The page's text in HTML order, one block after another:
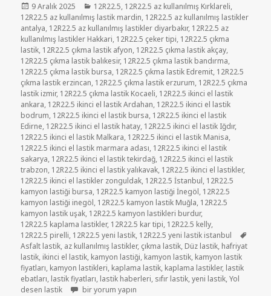
Yayın
tarihi
9 Aralık 2025 Kategoriler
12R22.5, 12R22.5 az kullanılmış Kırklareli,
12R22.5 az kullanılmış lastik mardin, 12R22.5 az kullanılmış lastikler
antalya, 12R22.5 az kullanılmış lastikler diyarbakır, 12R22.5 az
kullanılmış lastikler Hakkari, 12R22.5 çeker tipi, 12R22.5 çıkma
lastik, 12R22.5 çıkma lastik afyon, 12R22.5 çıkma lastik akçay,
12R22.5 çıkma lastik balıkesir, 12R22.5 çıkma lastik bandırma,
12R22.5 çıkma lastik bursa, 12R22.5 çıkma lastik Edremit, 12R22.5
çıkma lastik erzincan, 12R22.5 çıkma lastik erzurum, 12R22.5 çıkma
lastik izmir, 12R22.5 çıkma lastik Kocaeli, 12R22.5 ikinci el lastik
ankara, 12R22.5 ikinci el lastik Ardahan, 12R22.5 ikinci el lastik
bodrum, 12R22.5 ikinci el lastik bursa, 12R22.5 ikinci el lastik
Edirne, 12R22.5 ikinci el lastik hatay, 12R22.5 ikinci el lastik Iğdır,
12R22.5 ikinci el lastik Malkara, 12R22.5 ikinci el lastik Manisa,
12R22.5 ikinci el lastik marmara adası, 12R22.5 ikinci el lastik
sakarya, 12R22.5 ikinci el lastik tekirdağ, 12R22.5 ikinci el lastik
trabzon, 12R22.5 ikinci el lastik yalıkavak, 12R22.5 ikinci el lastikler,
12R22.5 ikinci el lastikler zonguldak, 12R22.5 İstanbul, 12R22.5
kamyon lastiği bursa, 12R22.5 kamyon lastiği İnegöl, 12R22.5
kamyon lastiği inegöl, 12R22.5 kamyon lastik Muğla, 12R22.5
kamyon lastik uşak, 12R22.5 kamyon lastikleri burdur,
12R22.5 kaplama lastikler, 12R22.5 kar tipi, 12R22.5 kelly,
12R22.5 pirelli, 12R22.5 yeni lastik, 12R22.5 yeni lastik istanbul
Asfalt lastik, az kullanılmış lastikler, çıkma lastik, Düz lastik, hafriyat
lastik, ikinci el lastik, kamyon lastiği, kamyon lastik, kamyon lastik
fiyatları, kamyon lastikleri, kaplama lastik, kaplama lastikler, lastik
ebatları, lastik fiyatları, lastik haberleri, sıfır lastik,yeni lastik,Yol
desen lastik
12R22.5 İKİNCİ EL LASTİK ÇIKMA LASTİK için
bir yorum yapın